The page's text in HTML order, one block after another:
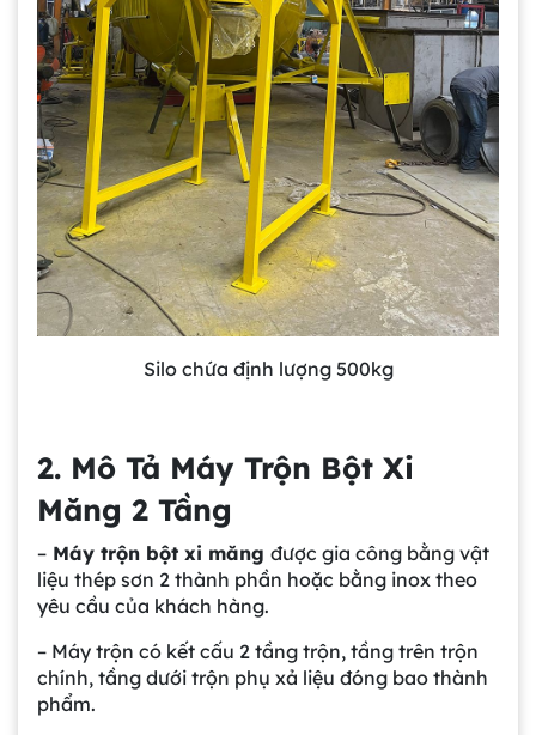
Silo chứa định lượng 500kg
2. Mô Tả Máy Trộn Bột Xi
Măng 2 Tầng
– Máy trộn bột xi măng được gia công bằng vật
liệu thép sơn 2 thành phần hoặc bằng inox theo
yêu cầu của khách hàng.
– Máy trộn có kết cấu 2 tầng trộn, tầng trên trộn
chính, tầng dưới trộn phụ xả liệu đóng bao thành
phẩm.